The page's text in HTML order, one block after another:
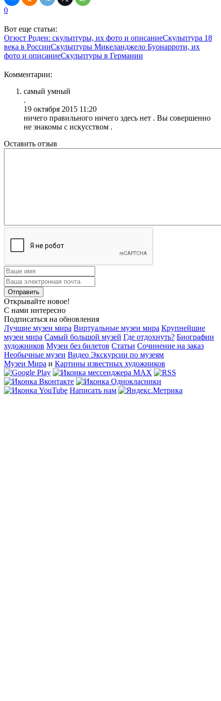
0
Вот еще статьи:
Огюст Роден: скульптуры, их фото и описаниеСкульптура 18
века в РоссииСкульптуры Микеланджело Буонарроти, их
фото и описаниеСкульптуры в Германии
Комментарии:
самый умный
.
19 октября 2015 11:20
ничего правильного ничего здесь нет . Вы совершенно
не знакомы с искусством .
Оставить отзыв
Открывайте новое!
С нами интересно
Подписаться на обновления
Лучшие музеи мира Виртуальные музеи мира Крупнейшие
музеи мира Самый большой музей Где отдохнуть? Биографии
художников Музеи без билетов Статьи Сочинение на заказ
Необычные музеи Видео Экскурсии по музеям
Музеи Мира и Картины известных художников
Написать нам